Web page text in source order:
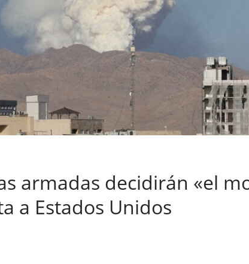
armadas decidirán «el
a Estados Unidos